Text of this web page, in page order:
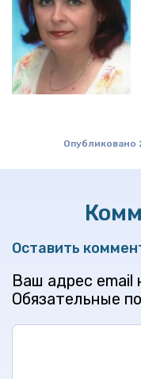
Опубликовано
Оставить
Ваш адрес email
Обязательные